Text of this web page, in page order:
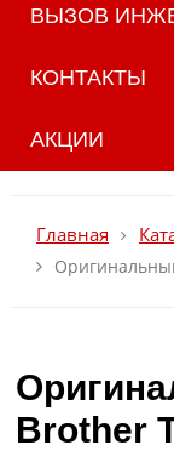
ВЫЗОВ
КОНТАКТЫ
АКЦИИ
Главная
Brother